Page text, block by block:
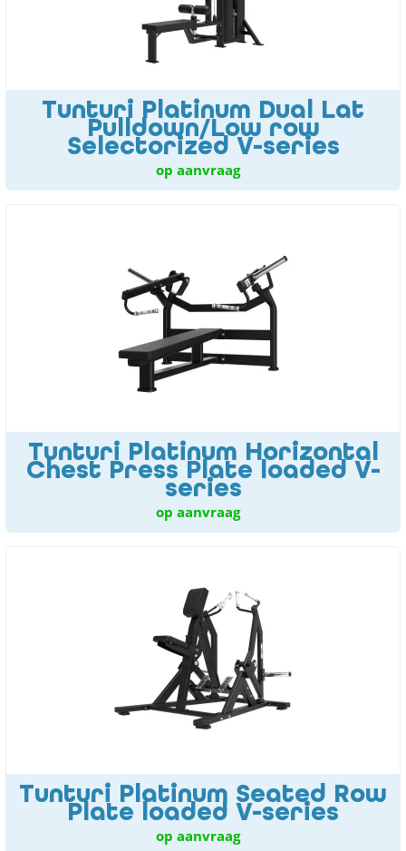
Tunturi Platinum Dual Lat
Pulldown/Low row
Selectorized V-series
op aanvraag
Tunturi Platinum Horizontal
Chest Press Plate loaded V-
series
op aanvraag
Tunturi Platinum Seated Row
Plate loaded V-series
op aanvraag